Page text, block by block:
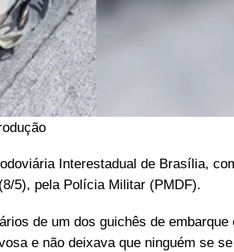
Interestadual de Brasília,
5), pela Polícia Militar (PMDF).
de um dos guichês de embarque
e não deixava que ninguém se